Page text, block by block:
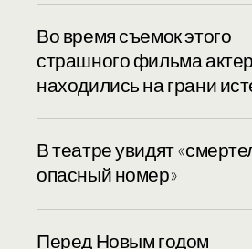
Во время съемок этого
страшного фильма
находились на грани
В театре увидят
опасный номер»
Перед Новым годом